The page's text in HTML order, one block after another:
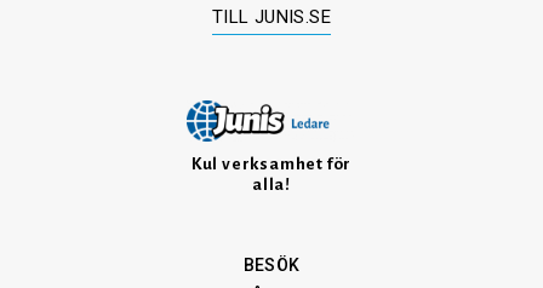
TILL JUNIS.SE
Kul verksamhet för
alla!
BESÖK